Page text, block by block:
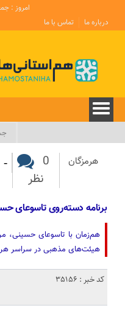
امروز : جمعه, ۱۶
درباره ما
تماس با ما
هرمزگان
0
نظر
-
برنامه دسته‌روی تاسوعای
هم‌زمان با تاسوعای حسینی،
هیئت‌های مذهبی در سراسر
کد خبر : 35156